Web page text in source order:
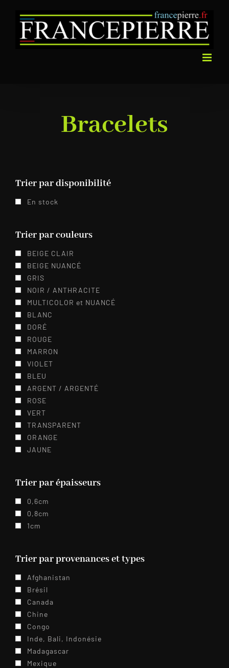
contenu
Bracelets
Trier par disponibilité
En stock
Trier par couleurs
BEIGE CLAIR
BEIGE NUANCÉ
GRIS
NOIR / ANTHRACITE
MULTICOLOR et NUANCÉ
BLANC
DORÉ
ROUGE
MARRON
VIOLET
BLEU
ARGENT / ARGENTÉ
ROSE
VERT
TRANSPARENT
ORANGE
JAUNE
Trier par épaisseurs
0,6cm
0,8cm
1cm
Trier par provenances et types
Afghanistan
Brésil
Canada
Chine
Congo
Inde, Bali, Indonésie
Madagascar
Mexique